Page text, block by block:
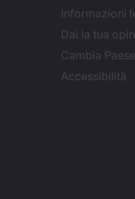
Informazioni
Dai la tua
Cambia
Accessibilità